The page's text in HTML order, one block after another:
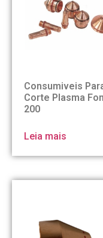
Consumiveis
Corte Plasma
200
Leia mais